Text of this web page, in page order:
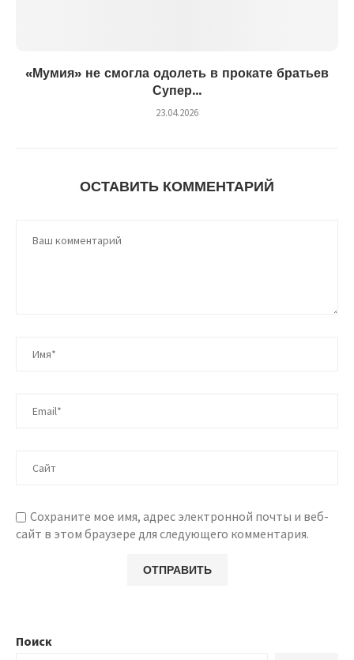
«Мумия» не смогла одолеть в прокате братьев
Супер...
23.04.2026
ОСТАВИТЬ КОММЕНТАРИЙ
Сохраните мое имя, адрес электронной почты и веб-
сайт в этом браузере для следующего комментария.
Поиск